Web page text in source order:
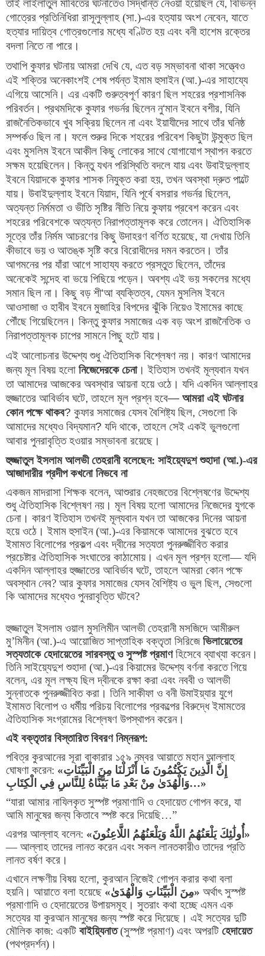
তাই লাইলাতুল মাবিতের ঘটনাতেও সিদ্ধান্ত নেওয়া হয়েছিল যে, বিভিন্ন
গোত্রের প্রতিনিধিরা রাসূলুল্লাহ (সা.)-এর হত্যায় অংশ নেবেন, যাতে
হত্যার দায়িত্ব গোত্রগুলোর মধ্যে বণ্টিত হয় এবং বনী হাশেম রক্তের
বদলা নিতে না পারে।
তথাপি কুফার ঘটনায় আমরা দেখি যে, এত বড় সম্ভাবনা থাকা সত্ত্বেও
এই শক্তির অনেকাংশই শেষ পর্যন্ত ইমাম হুসাইন (আ.)-এর সাহায্যে
এগিয়ে আসেনি। এর একটি গুরুত্বপূর্ণ কারণ ছিল শহরের প্রশাসনিক
পরিবর্তন। প্রথমদিকে কুফার গভর্নর ছিলেন নু‘মান ইবনে বশীর, যিনি
রাজনৈতিকভাবে খুব সক্রিয় ছিলেন না এবং ইয়াযীদের সাথে তাঁর ঘনিষ্ঠ
সম্পর্কও ছিল না। ফলে শুরুর দিকে শহরের পরিবেশ কিছুটা উন্মুক্ত ছিল
এবং মুসলিম ইবনে আকীল কিছু লোকের সাথে যোগাযোগ স্থাপন করতে
সক্ষম হয়েছিলেন। কিন্তু যখন পরিস্থিতি বদলে যায় এবং উবাইদুল্লাহ
ইবনে যিয়াদকে কুফার শাসক নিযুক্ত করা হয়, তখন অবস্থা দ্রুত পাল্টে
যায়। উবাইদুল্লাহ ইবনে যিয়াদ, যিনি পূর্বে বসরার গভর্নর ছিলেন
অত্যন্ত নির্মমতা ও ভীতি সৃষ্টির নীতি নিয়ে কুফায় প্রবেশ করেন এবং
শহরের পরিবেশকে অত্যন্ত নিরাপত্তামূলক করে তোলেন। ঐতিহাসিক
সূত্রে তাঁর নির্মম আচরণের কিছু উদাহরণ বর্ণিত হয়েছে, যা দেখায় তিনি
কীভাবে ভয় ও আতঙ্ক সৃষ্টি করে বিরোধীদের দমন করতেন। তাঁর
আগমনের পর যাঁরা আগে সাহায্য করতে প্রস্তুত ছিলেন, তাঁদের
অনেকেই সন্দেহ বা ভয়ে পিছিয়ে পড়েন। অবশ্য এই ভয় সকলের মধ্যে
সমান ছিল না। কিছু বড় শী‘আ ব্যক্তিত্ব, যেমন মুসলিম ইবনে
আওসাজা ও হাবীব ইবনে মুজাহির বিপদের ঝুঁকি নিয়েও ইমামের কাছে
পৌঁছে গিয়েছিলেন। কিন্তু কুফার সমাজের এক বড় অংশ রাজনৈতিক ও
নিরাপত্তামূলক চাপের সামনে পিছু হটে যায়।
এই আলোচনার উদ্দেশ্য শুধু ঐতিহাসিক বিশ্লেষণ নয়। কারণ আমাদের
জন্য মূল বিষয় হলো নিজেদেরকে চেনা। ইতিহাস তখনই মূল্যবান যখন
তা আমাদের আজকের অবস্থার আয়না হয়ে ওঠে। যদি একদিন আল্লাহর
হুজ্জাতের আবির্ভাব ঘটে, তাহলে মূল প্রশ্ন হবে— আমরা এই ঘটনার
কোন পক্ষে থাকব? কুফার সমাজের যেসব বৈশিষ্ট্য ছিল, সেগুলো কি
আমাদের মধ্যেও বিদ্যমান? যদি থাকে, তাহলে সেই একই ভুলগুলো
আবার পুনরাবৃত্তি হওয়ার সম্ভাবনা রয়েছে।
হুজ্জাতুল ইসলাম আলভী তেহরানী বলেছেন: সাইয়্যেদুশ শুহাদা (আ.)-এর
আজাদারীর প্রদীপ কখনো নিভবে না
একজন মাদরাসা শিক্ষক বলেন, আশুরার নেহজতের বিশ্লেষণের উদ্দেশ্য
শুধু ঐতিহাসিক বিশ্লেষণ নয়। মূল বিষয় হলো আমাদের নিজেদের যুগকে
চেনা। কারণ ইতিহাস তখনই মূল্যবান যখন তা আজকের দিনের আয়না
হয়ে ওঠে। ইমাম হুসাইন (আ.)-এর কিয়ামকে আমাদের বুঝতে হবে
ইমামত বিলোপের প্রকল্প এবং দ্বীনের সত্যতা পুনরুজ্জীবিত করার
প্রচেষ্টার ঐতিহাসিক সংঘাতের কাঠামোয়। এখন মূল প্রশ্ন হলো— যদি
একদিন আল্লাহর হুজ্জাতের আবির্ভাব ঘটে,তাহলে আমরা কোন পক্ষে
অবস্থান নেব? আর কুফার সমাজের যেসব বৈশিষ্ট্য ও ভুল ছিল, সেগুলো
কি আমাদের মধ্যেও পুনরাবৃত্তি ঘটবে?
হুজ্জাতুল ইসলাম ওয়াল মুসলিমীন আলভী তেহরানী মসজিদে আমীরুল
মু’মিনীন (আ.)-এ আয়োজিত সাপ্তাহিক বক্তৃতা সিরিজে ভিলায়েতের
সত্যতাকে হেদায়েতের সারবস্তু ও সুস্পষ্ট প্রমাণ হিসেবে ব্যাখ্যা করেন।
তিনি সাইয়্যেদুশ শুহাদা (আ.)-এর কিয়ামের উদ্দেশ্য বর্ণনা করতে গিয়ে
বলেন, এর মূল লক্ষ্য ছিল দ্বীনকে রক্ষা করা এবং নববী ও আলভী
সুন্নাতকে পুনরুজ্জীবিত করা। তিনি সাকীফা ও বনী উমাইয়্যার যুগে
ইমামত বিলোপ ও ধর্মীয় পরিচয় বিলোপের প্রকল্পের বিরুদ্ধে ইমামতের
ঐতিহাসিক সংগ্রামের বিশ্লেষণ উপস্থাপন করেন।
এই বক্তৃতার বিস্তারিত বিবরণ নিম্নরূপ:
পবিত্র কুরআনের সূরা বাকারার ১৫৯ নম্বর আয়াতে মহান আল্লাহ
ঘোষণা করেন: «إِنَّ الَّذِينَ يَكْتُمُونَ مَا أَنْزَلْنَا مِنَ الْبَيِّنَاتِ
وَالْهُدَىٰ مِنْ بَعْدِ مَا بَيَّنَّاهُ لِلنَّاسِ فِي الْكِتَابِ…»
“যারা আমার নাযিলকৃত সুস্পষ্ট প্রমাণাদি ও হেদায়েত গোপন করে, যা
আমি মানুষের জন্য কিতাবে স্পষ্ট করে দিয়েছি…”
এরপর আল্লাহ বলেন: «أُولَٰئِكَ يَلْعَنُهُمُ اللَّهُ وَيَلْعَنُهُمُ اللَّاعِنُونَ »
— আল্লাহ তাদের লানত করেন এবং সকল লানতকারীও তাদের প্রতি
লানত বর্ষণ করে।
এখানে লক্ষণীয় বিষয় হলো, কুরআন নিজেই গোপন করার কথা বলা
হয়নি। আয়াতে বলা হয়েছে «مِنَ الْبَيِّنَاتِ وَالْهُدَىٰ» অর্থাৎ সুস্পষ্ট
প্রমাণাদি ও হেদায়েতের উপায়সমূহ। সুতরাং কথা হচ্ছে এমন এক
সত্যের যা কুরআন মানুষের জন্য স্পষ্ট করে দিয়েছে। এই সত্যের দুটি
মৌলিক কাজ: একটি বাইয়্যিনাত(সুস্পষ্ট প্রমাণ) এবং অপরটি হেদায়েত
(পথপ্রদর্শন)।